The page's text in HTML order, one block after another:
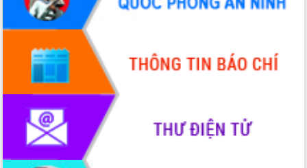
Họp báo thông tin về Hội nghị Công bố
Quy hoạch và Xúc tiến đầu tư tỉnh Đắk
Lắk
Khơi thông điểm nghẽn, đẩy nhanh
giải ngân vốn khắc phục thiên tai
HĐND tỉnh thông qua điều chỉnh Quy
hoạch tỉnh thời kỳ 2021-2030
Hội thảo góp ý hồ sơ điều chỉnh quy
hoạch tỉnh Đắk Lắk thời kỳ 2021-2030,
tầm nhìn đến năm 2050
Nâng cao hiệu quả hoạt động của các